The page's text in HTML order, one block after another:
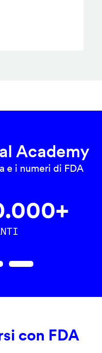
Academy
e i numeri di FDA
con FDA